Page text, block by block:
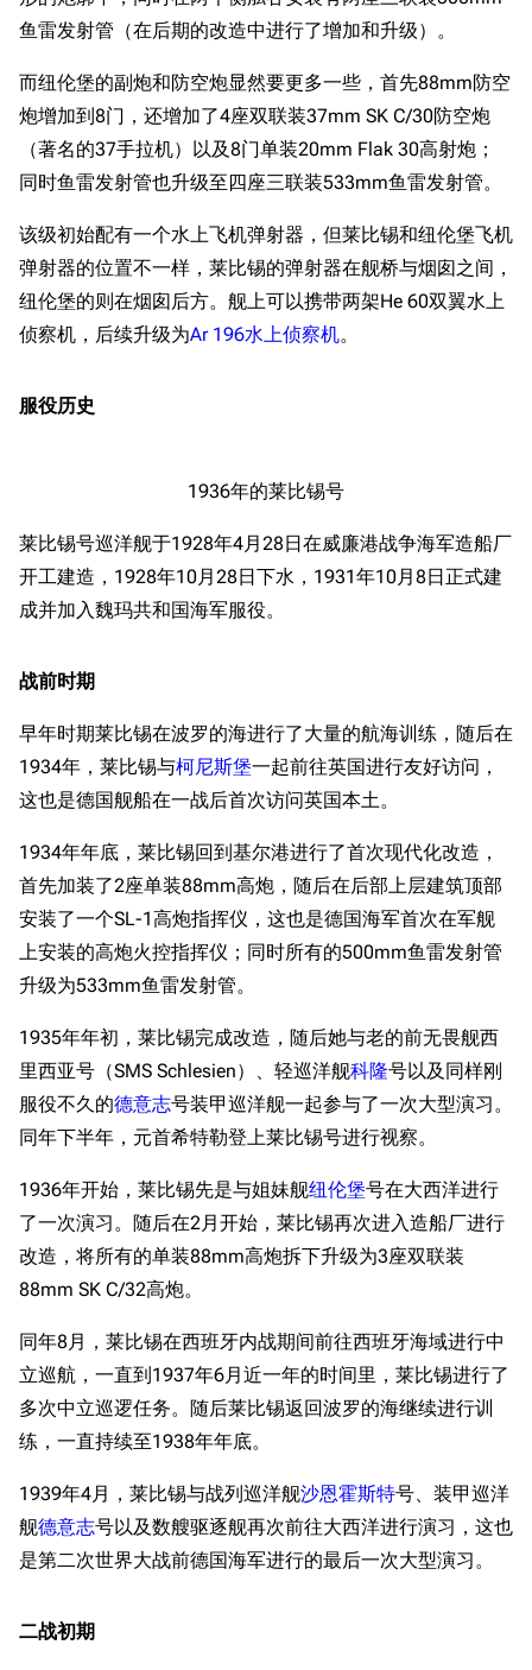
鱼雷发射管（在后期的改造中进行了增加和升级）。
而纽伦堡的副炮和防空炮显然要更多一些，首先88mm防空
炮增加到8门，还增加了4座双联装37mm SK C/30防空炮
（著名的37手拉机）以及8门单装20mm Flak 30高射炮；
同时鱼雷发射管也升级至四座三联装533mm鱼雷发射管。
该级初始配有一个水上飞机弹射器，但莱比锡和纽伦堡飞机
弹射器的位置不一样，莱比锡的弹射器在舰桥与烟囱之间，
纽伦堡的则在烟囱后方。舰上可以携带两架He 60双翼水上
侦察机，后续升级为Ar 196水上侦察机。
服役历史
1936年的莱比锡号
莱比锡号巡洋舰于1928年4月28日在威廉港战争海军造船厂
开工建造，1928年10月28日下水，1931年10月8日正式建
成并加入魏玛共和国海军服役。
战前时期
早年时期莱比锡在波罗的海进行了大量的航海训练，随后在
1934年，莱比锡与柯尼斯堡一起前往英国进行友好访问，
这也是德国舰船在一战后首次访问英国本土。
1934年年底，莱比锡回到基尔港进行了首次现代化改造，
首先加装了2座单装88mm高炮，随后在后部上层建筑顶部
安装了一个SL-1高炮指挥仪，这也是德国海军首次在军舰
上安装的高炮火控指挥仪；同时所有的500mm鱼雷发射管
升级为533mm鱼雷发射管。
1935年年初，莱比锡完成改造，随后她与老的前无畏舰西
里西亚号（SMS Schlesien）、轻巡洋舰科隆号以及同样刚
服役不久的德意志号装甲巡洋舰一起参与了一次大型演习。
同年下半年，元首希特勒登上莱比锡号进行视察。
1936年开始，莱比锡先是与姐妹舰纽伦堡号在大西洋进行
了一次演习。随后在2月开始，莱比锡再次进入造船厂进行
改造，将所有的单装88mm高炮拆下升级为3座双联装
88mm SK C/32高炮。
同年8月，莱比锡在西班牙内战期间前往西班牙海域进行中
立巡航，一直到1937年6月近一年的时间里，莱比锡进行了
多次中立巡逻任务。随后莱比锡返回波罗的海继续进行训
练，一直持续至1938年年底。
1939年4月，莱比锡与战列巡洋舰沙恩霍斯特号、装甲巡洋
舰德意志号以及数艘驱逐舰再次前往大西洋进行演习，这也
是第二次世界大战前德国海军进行的最后一次大型演习。
二战初期